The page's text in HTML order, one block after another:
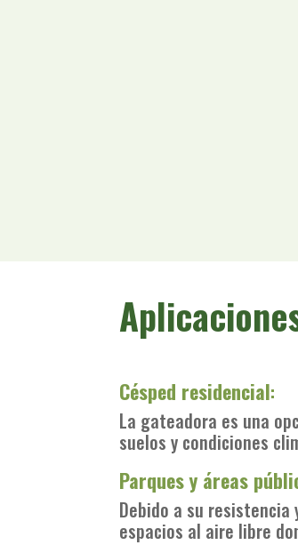
Césped residencial:
La gateadora es una
suelos y condiciones
Parques y áreas
Debido a su
espacios al aire libre